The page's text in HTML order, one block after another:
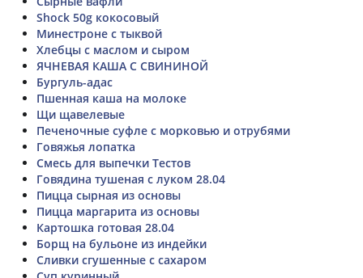
Shock 50g кокосовый
Минестроне с тыквой
Хлебцы с маслом и сыром
ЯЧНЕВАЯ КАША С СВИНИНОЙ
Бургуль-адас
Пшенная каша на молоке
Щи щавелевые
Печеночные суфле с морковью и отрубями
Говяжья лопатка
Смесь для выпечки Тестов
Говядина тушеная с луком 28.04
Пицца сырная из основы
Пицца маргарита из основы
Картошка готовая 28.04
Борщ на бульоне из индейки
Сливки сгушенные с сахаром